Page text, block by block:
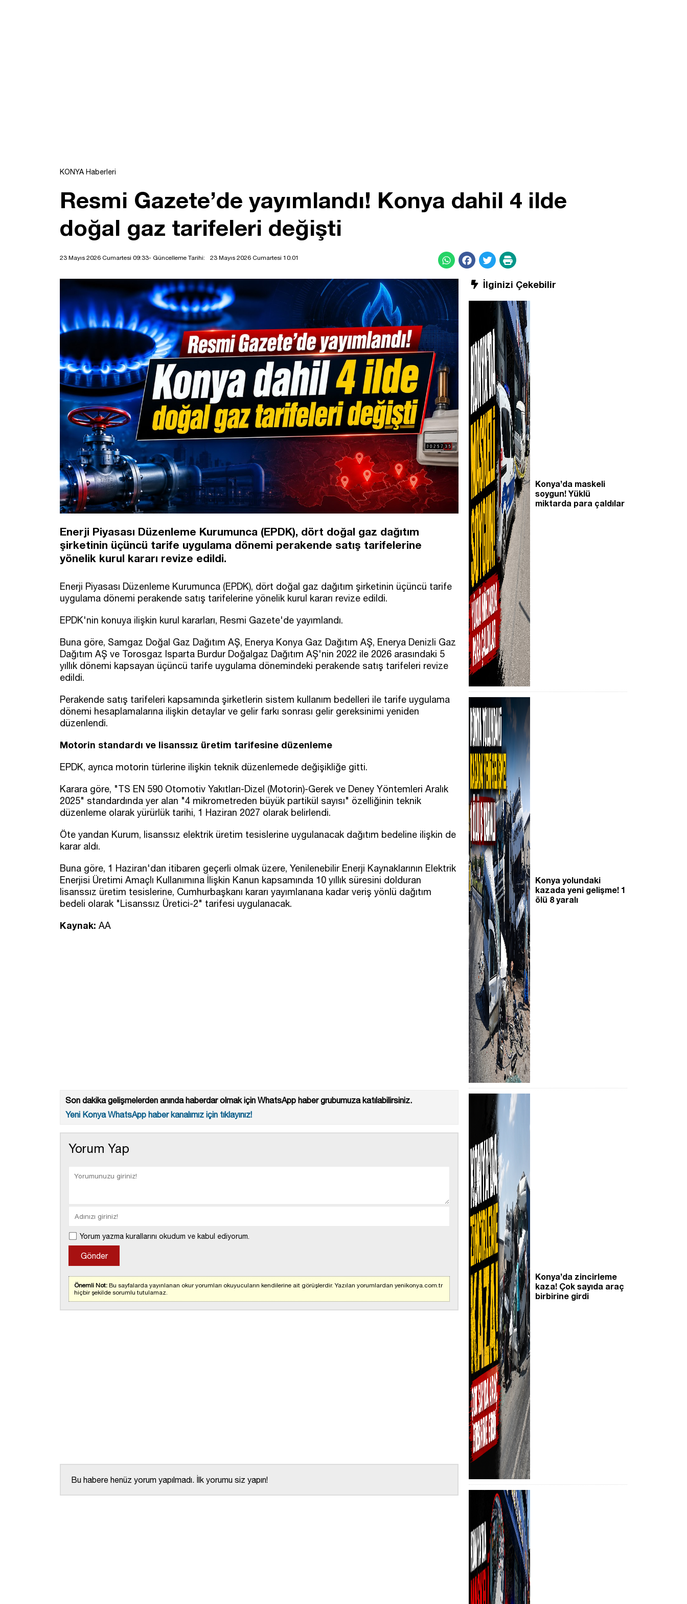
KONYA Haberleri
Resmi Gazete’de yayımlandı! Konya dahil 4 ilde
doğal gaz tarifeleri değişti
23 Mayıs 2026 Cumartesi 09:33- Güncelleme Tarihi: 23 Mayıs 2026 Cumartesi 10:01
Enerji Piyasası Düzenleme Kurumunca (EPDK), dört doğal gaz dağıtım
şirketinin üçüncü tarife uygulama dönemi perakende satış tarifelerine
yönelik kurul kararı revize edildi.
Enerji Piyasası Düzenleme Kurumunca (EPDK), dört doğal gaz dağıtım şirketinin üçüncü tarife
uygulama dönemi perakende satış tarifelerine yönelik kurul kararı revize edildi.
EPDK'nin konuya ilişkin kurul kararları, Resmi Gazete'de yayımlandı.
Buna göre, Samgaz Doğal Gaz Dağıtım AŞ, Enerya Konya Gaz Dağıtım AŞ, Enerya Denizli Gaz
Dağıtım AŞ ve Torosgaz Isparta Burdur Doğalgaz Dağıtım AŞ'nin 2022 ile 2026 arasındaki 5
yıllık dönemi kapsayan üçüncü tarife uygulama dönemindeki perakende satış tarifeleri revize
edildi.
Perakende satış tarifeleri kapsamında şirketlerin sistem kullanım bedelleri ile tarife uygulama
dönemi hesaplamalarına ilişkin detaylar ve gelir farkı sonrası gelir gereksinimi yeniden
düzenlendi.
Motorin standardı ve lisanssız üretim tarifesine düzenleme
EPDK, ayrıca motorin türlerine ilişkin teknik düzenlemede değişikliğe gitti.
Karara göre, "TS EN 590 Otomotiv Yakıtları-Dizel (Motorin)-Gerek ve Deney Yöntemleri Aralık
2025" standardında yer alan "4 mikrometreden büyük partikül sayısı" özelliğinin teknik
düzenleme olarak yürürlük tarihi, 1 Haziran 2027 olarak belirlendi.
Öte yandan Kurum, lisanssız elektrik üretim tesislerine uygulanacak dağıtım bedeline ilişkin de
karar aldı.
Buna göre, 1 Haziran'dan itibaren geçerli olmak üzere, Yenilenebilir Enerji Kaynaklarının Elektrik
Enerjisi Üretimi Amaçlı Kullanımına İlişkin Kanun kapsamında 10 yıllık süresini dolduran
lisanssız üretim tesislerine, Cumhurbaşkanı kararı yayımlanana kadar veriş yönlü dağıtım
bedeli olarak "Lisanssız Üretici-2" tarifesi uygulanacak. ​​​​​​​
Kaynak: AA
Son dakika gelişmelerden anında haberdar olmak için WhatsApp haber grubumuza katılabilirsiniz.
Yeni Konya WhatsApp haber kanalımız için tıklayınız!
Yorum Yap
Yorum yazma kurallarını okudum ve kabul ediyorum.
Önemli Not: Bu sayfalarda yayınlanan okur yorumları okuyucuların kendilerine ait görüşlerdir. Yazılan yorumlardan yenikonya.com.tr
hiçbir şekilde sorumlu tutulamaz.
Bu habere henüz yorum yapılmadı. İlk yorumu siz yapın!
İlginizi Çekebilir
Konya’da maskeli
soygun! Yüklü
miktarda para çaldılar
Konya yolundaki
kazada yeni gelişme! 1
ölü 8 yaralı
Konya’da zincirleme
kaza! Çok sayıda araç
birbirine girdi